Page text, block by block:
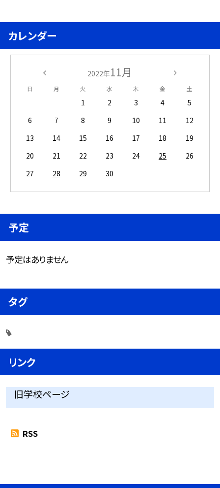
カレンダー
2022年11月
日 月 火 水 木 金 土
1 2 3 4
5
6
7 8 9 10 11
12
13
14 15 16 17 18
19
20
21 22 23 24 25
26
27
28 29 30
予定
予定はありません
タグ
リンク
旧学校ページ
RSS